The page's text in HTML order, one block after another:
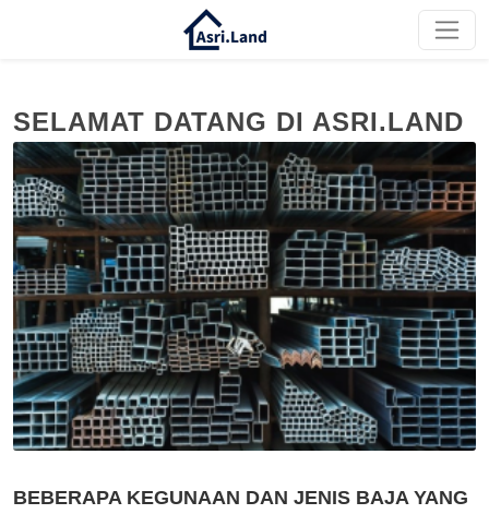
SELAMAT DATANG DI ASRI.LAND
BEBERAPA KEGUNAAN DAN JENIS BAJA YANG